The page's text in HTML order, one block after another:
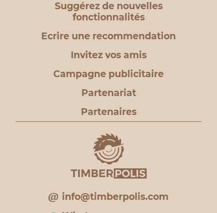
Suggérez de nouvelles
fonctionnalités
Ecrire une recommendation
Invitez vos amis
Campagne publicitaire
Partenariat
Partenaires
info@timberpolis.com